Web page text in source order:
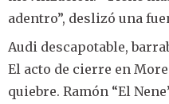
adentro”, deslizó una
Audi descapotable,
El acto de cierre en
quiebre. Ramón “El